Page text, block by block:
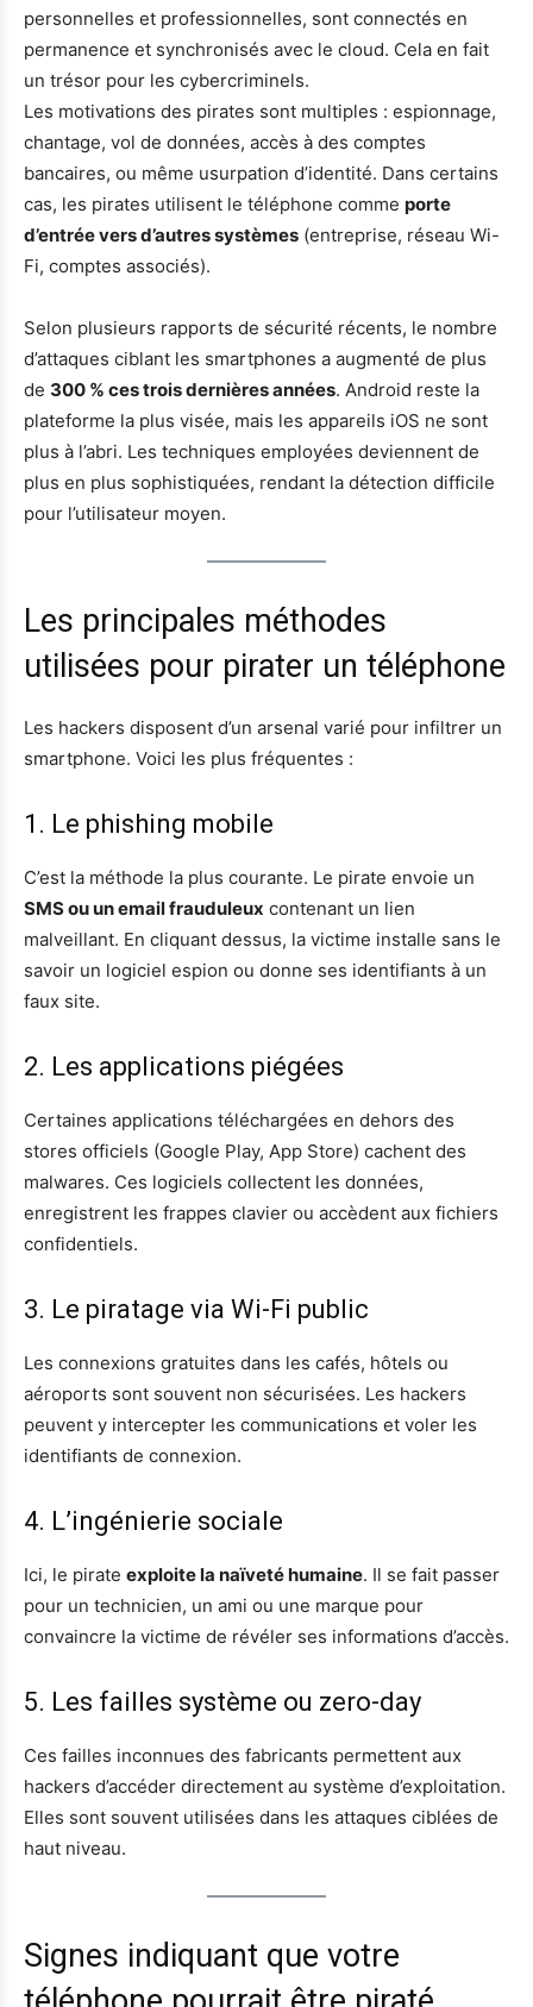
personnelles et professionnelles, sont connectés en
permanence et synchronisés avec le cloud. Cela en fait
un trésor pour les cybercriminels.
Les motivations des pirates sont multiples : espionnage,
chantage, vol de données, accès à des comptes
bancaires, ou même usurpation d’identité. Dans certains
cas, les pirates utilisent le téléphone comme porte
d’entrée vers d’autres systèmes (entreprise, réseau Wi-
Fi, comptes associés).
Selon plusieurs rapports de sécurité récents, le nombre
d’attaques ciblant les smartphones a augmenté de plus
de 300 % ces trois dernières années. Android reste la
plateforme la plus visée, mais les appareils iOS ne sont
plus à l’abri. Les techniques employées deviennent de
plus en plus sophistiquées, rendant la détection difficile
pour l’utilisateur moyen.
Les principales méthodes
utilisées pour pirater un téléphone
Les hackers disposent d’un arsenal varié pour infiltrer un
smartphone. Voici les plus fréquentes :
1. Le phishing mobile
C’est la méthode la plus courante. Le pirate envoie un
SMS ou un email frauduleux contenant un lien
malveillant. En cliquant dessus, la victime installe sans le
savoir un logiciel espion ou donne ses identifiants à un
faux site.
2. Les applications piégées
Certaines applications téléchargées en dehors des
stores officiels (Google Play, App Store) cachent des
malwares. Ces logiciels collectent les données,
enregistrent les frappes clavier ou accèdent aux fichiers
confidentiels.
3. Le piratage via Wi-Fi public
Les connexions gratuites dans les cafés, hôtels ou
aéroports sont souvent non sécurisées. Les hackers
peuvent y intercepter les communications et voler les
identifiants de connexion.
4. L’ingénierie sociale
Ici, le pirate exploite la naïveté humaine. Il se fait passer
pour un technicien, un ami ou une marque pour
convaincre la victime de révéler ses informations d’accès.
5. Les failles système ou zero-day
Ces failles inconnues des fabricants permettent aux
hackers d’accéder directement au système d’exploitation.
Elles sont souvent utilisées dans les attaques ciblées de
haut niveau.
Signes indiquant que votre